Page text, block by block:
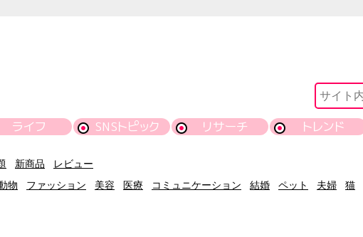
ライフ SNSトピック リサーチ トレンド
新商品
レビュー
物
ファッション 美容 医療 コミュニケーション 結婚 ペット 夫婦 猫